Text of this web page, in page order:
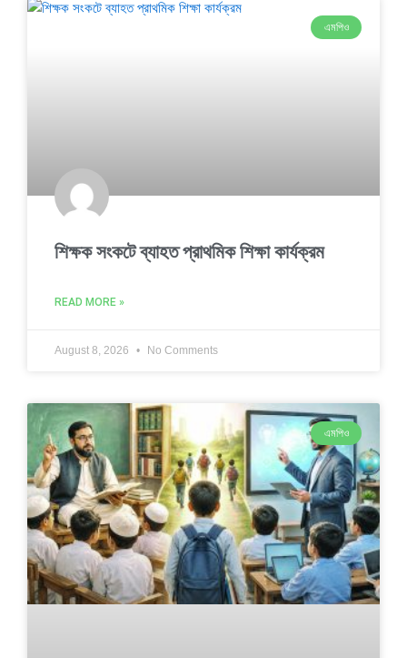
এমপিও
শিক্ষক সংকটে ব্যাহত প্রাথমিক শিক্ষা কার্যক্রম
READ MORE »
August 8, 2026 No Comments
এমপিও